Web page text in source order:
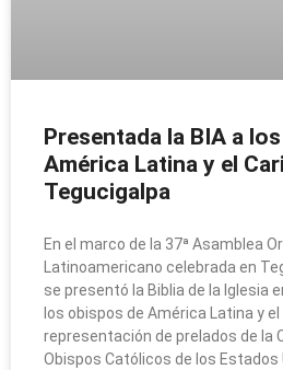
Presentada la BIA a
América Latina y el
Tegucigalpa
En el marco de la 37ª Asamblea
Latinoamericano celebrada en
se presentó la Biblia de la Iglesia
los obispos de América Latina y
representación de prelados de la
Obispos Católicos de los Estados